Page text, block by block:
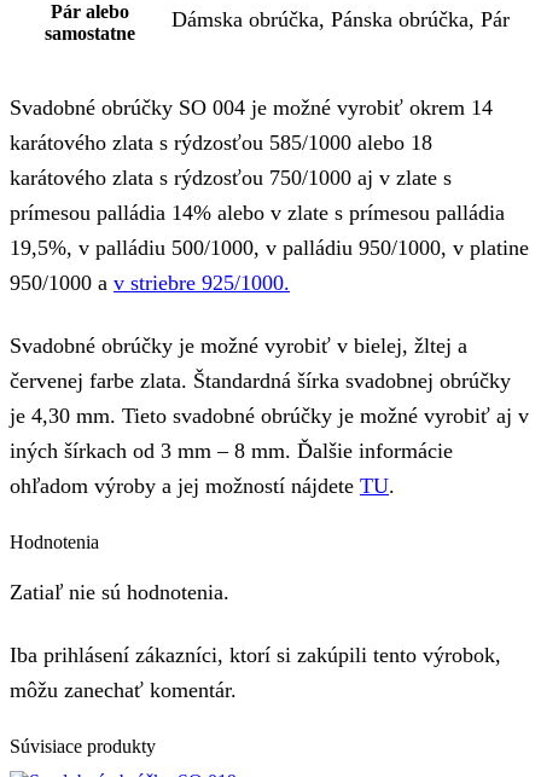
Pár alebo
samostatne
Dámska obrúčka, Pánska obrúčka, Pár
Svadobné obrúčky SO 004 je možné vyrobiť okrem 14
karátového zlata s rýdzosťou 585/1000 alebo 18
karátového zlata s rýdzosťou 750/1000 aj v zlate s
prímesou palládia 14% alebo v zlate s prímesou palládia
19,5%, v palládiu 500/1000, v palládiu 950/1000, v platine
950/1000 a v striebre 925/1000.
Svadobné obrúčky je možné vyrobiť v bielej, žltej a
červenej farbe zlata. Štandardná šírka svadobnej obrúčky
je 4,30 mm. Tieto svadobné obrúčky je možné vyrobiť aj v
iných šírkach od 3 mm – 8 mm. Ďalšie informácie
ohľadom výroby a jej možností nájdete TU.
Hodnotenia
Zatiaľ nie sú hodnotenia.
Iba prihlásení zákazníci, ktorí si zakúpili tento výrobok,
môžu zanechať komentár.
Súvisiace produkty